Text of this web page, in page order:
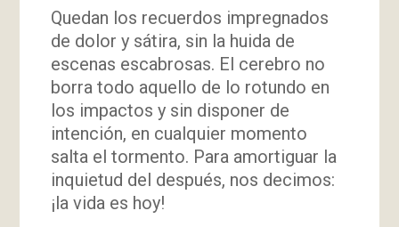
Quedan los recuerdos impregnados
de dolor y sátira, sin la huida de
escenas escabrosas. El cerebro no
borra todo aquello de lo rotundo en
los impactos y sin disponer de
intención, en cualquier momento
salta el tormento. Para amortiguar la
inquietud del después, nos decimos:
¡la vida es hoy!